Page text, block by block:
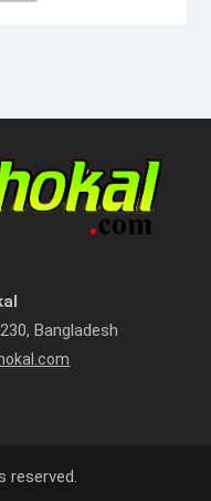
Bangladesh
reserved.